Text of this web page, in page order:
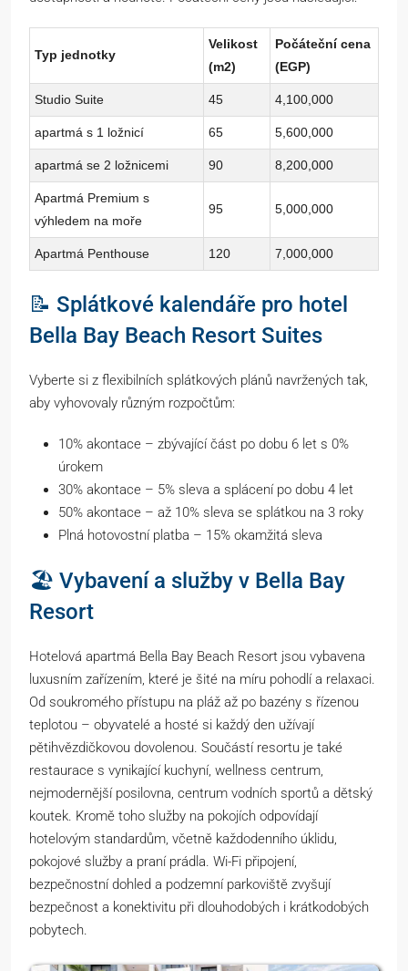
Typ jednotky
Velikost
(m2)
Počáteční cena
(EGP)
Studio Suite 45 4,100,000
apartmá s 1 ložnicí 65 5,600,000
apartmá se 2 ložnicemi 90 8,200,000
Apartmá Premium s
výhledem na moře
95 5,000,000
Apartmá Penthouse 120 7,000,000
📝 Splátkové kalendáře pro hotel
Bella Bay Beach Resort Suites
Vyberte si z flexibilních splátkových plánů navržených tak,
aby vyhovovaly různým rozpočtům:
10% akontace – zbývající část po dobu 6 let s 0%
úrokem
30% akontace – 5% sleva a splácení po dobu 4 let
50% akontace – až 10% sleva se splátkou na 3 roky
Plná hotovostní platba – 15% okamžitá sleva
🏖️ Vybavení a služby v Bella Bay
Resort
Hotelová apartmá Bella Bay Beach Resort jsou vybavena
luxusním zařízením, které je šité na míru pohodlí a relaxaci.
Od soukromého přístupu na pláž až po bazény s řízenou
teplotou – obyvatelé a hosté si každý den užívají
pětihvězdičkovou dovolenou. Součástí resortu je také
restaurace s vynikající kuchyní, wellness centrum,
nejmodernější posilovna, centrum vodních sportů a dětský
koutek. Kromě toho služby na pokojích odpovídají
hotelovým standardům, včetně každodenního úklidu,
pokojové služby a praní prádla. Wi-Fi připojení,
bezpečnostní dohled a podzemní parkoviště zvyšují
bezpečnost a konektivitu při dlouhodobých i krátkodobých
pobytech.